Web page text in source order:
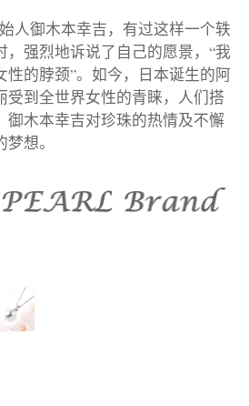
人御木本幸吉，有过这样一个轶
，强烈地诉说了自己的愿景，“我
性的脖颈”。如今，日本诞生的阿
受到全世界女性的青睐，人们搭
御木本幸吉对珍珠的热情及不懈
想。